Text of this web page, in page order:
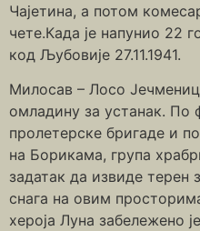
Чајетина, а потом
чете.Када је напунио 22
код Љубовије 27.11.1941.
Милосав – Лосо
омладину за устанак.
пролетерске бригаде и
на Борикама, група
задатак да извиде терен
снага на овим
хероја Луна забележено